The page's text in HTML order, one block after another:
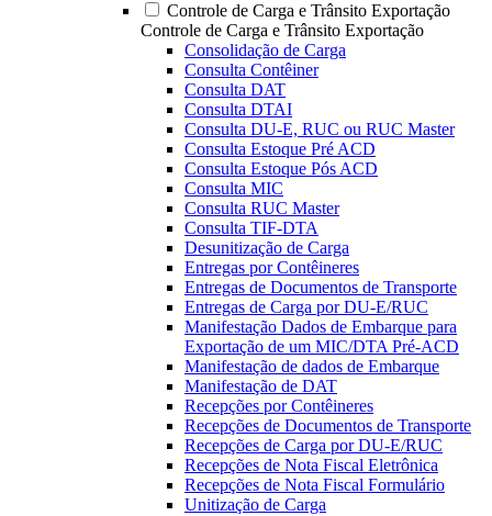
Controle de Carga e Trânsito Exportação
Controle de Carga e Trânsito Exportação
Consolidação de Carga
Consulta Contêiner
Consulta DAT
Consulta DTAI
Consulta DU-E, RUC ou RUC Master
Consulta Estoque Pré ACD
Consulta Estoque Pós ACD
Consulta MIC
Consulta RUC Master
Consulta TIF-DTA
Desunitização de Carga
Entregas por Contêineres
Entregas de Documentos de Transporte
Entregas de Carga por DU-E/RUC
Manifestação Dados de Embarque para
Exportação de um MIC/DTA Pré-ACD
Manifestação de dados de Embarque
Manifestação de DAT
Recepções por Contêineres
Recepções de Documentos de Transporte
Recepções de Carga por DU-E/RUC
Recepções de Nota Fiscal Eletrônica
Recepções de Nota Fiscal Formulário
Unitização de Carga